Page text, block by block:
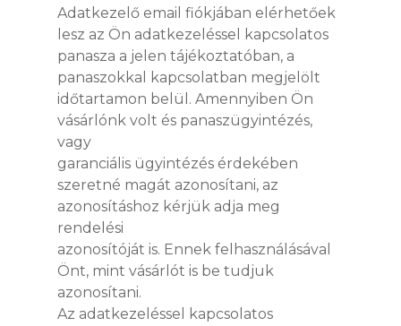
Adatkezelő email fiókjában elérhetőek
lesz az Ön adatkezeléssel kapcsolatos
panasza a jelen tájékoztatóban, a
panaszokkal kapcsolatban megjelölt
időtartamon belül. Amennyiben Ön
vásárlónk volt és panaszügyintézés,
vagy
garanciális ügyintézés érdekében
szeretné magát azonosítani, az
azonosításhoz kérjük adja meg
rendelési
azonosítóját is. Ennek felhasználásával
Önt, mint vásárlót is be tudjuk
azonosítani.
Az adatkezeléssel kapcsolatos